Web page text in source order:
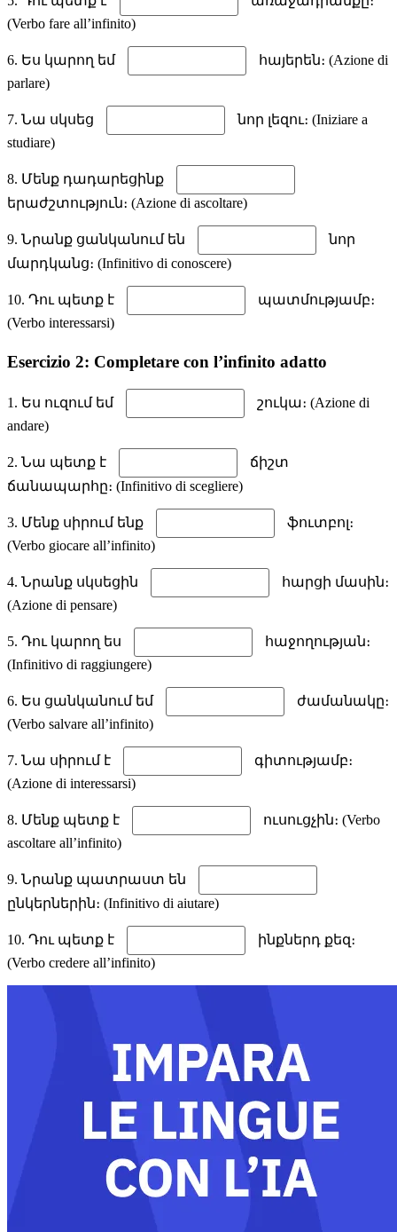
(Verbo fare all’infinito)
6. Ես կարող եմ
հայերեն։ (Azione di
parlare)
7. Նա սկսեց
նոր լեզու։ (Iniziare a
studiare)
8. Մենք դադարեցինք
երաժշտություն։ (Azione di ascoltare)
9. Նրանք ցանկանում են
նոր
մարդկանց։ (Infinitivo di conoscere)
10. Դու պետք է
պատմությամբ։
(Verbo interessarsi)
Esercizio 2: Completare con l’infinito adatto
1. Ես ուզում եմ
շուկա։ (Azione di
andare)
2. Նա պետք է
ճիշտ
ճանապարհը։ (Infinitivo di scegliere)
3. Մենք սիրում ենք
ֆուտբոլ։
(Verbo giocare all’infinito)
4. Նրանք սկսեցին
հարցի մասին։
(Azione di pensare)
5. Դու կարող ես
հաջողության։
(Infinitivo di raggiungere)
6. Ես ցանկանում եմ
ժամանակը։
(Verbo salvare all’infinito)
7. Նա սիրում է
գիտությամբ։
(Azione di interessarsi)
8. Մենք պետք է
ուսուցչին։ (Verbo
ascoltare all’infinito)
9. Նրանք պատրաստ են
ընկերներին։ (Infinitivo di aiutare)
10. Դու պետք է
ինքներդ քեզ։
(Verbo credere all’infinito)